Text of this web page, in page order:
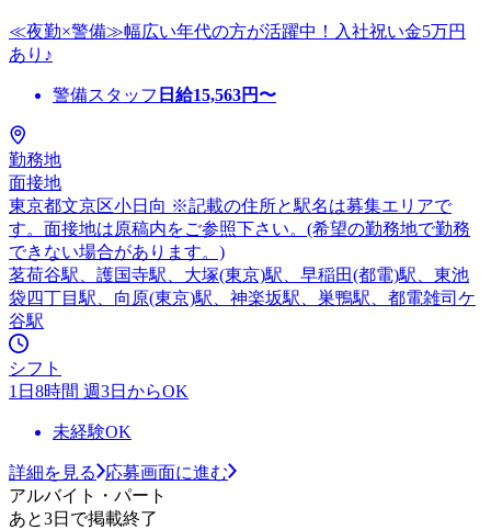
≪夜勤×警備≫幅広い年代の方が活躍中！入社祝い金5万円
あり♪
警備スタッフ 日給15,563円〜
勤務地
面接地
東京都文京区小日向 ※記載の住所と駅名は募集エリアで
す。面接地は原稿内をご参照下さい。(希望の勤務地で勤務
できない場合があります。)
茗荷谷駅、護国寺駅、大塚(東京)駅、早稲田(都電)駅、東池
袋四丁目駅、向原(東京)駅、神楽坂駅、巣鴨駅、都電雑司ケ
谷駅
シフト
1日8時間 週3日からOK
未経験OK
詳細を見る
応募画面に進む
アルバイト・パート
あと3日で掲載終了